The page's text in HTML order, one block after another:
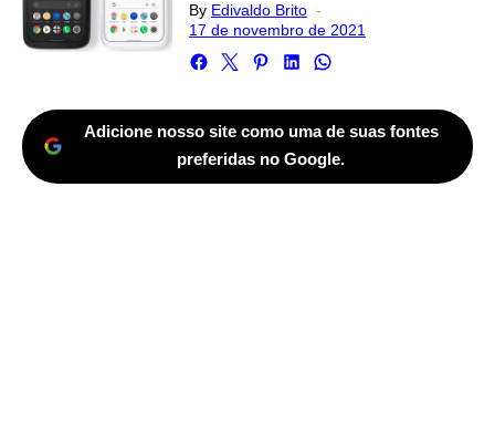
By Edivaldo Brito
on
17 de novembro de 2021
Adicione nosso site como uma de suas fontes
preferidas no Google.